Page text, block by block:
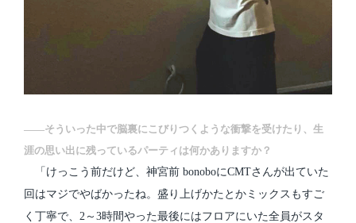
――そういった中で脳裏にこびりつくような衝撃を受けたり、生
涯の思い出に残っているパーティは何かありますか？
「けっこう前だけど、神宮前 bonoboにCMTさんが出ていた
回はマジでやばかったね。盛り上げかたとかミックスもすご
く丁寧で、2～3時間やった最後にはフロアにいた全員がスタ